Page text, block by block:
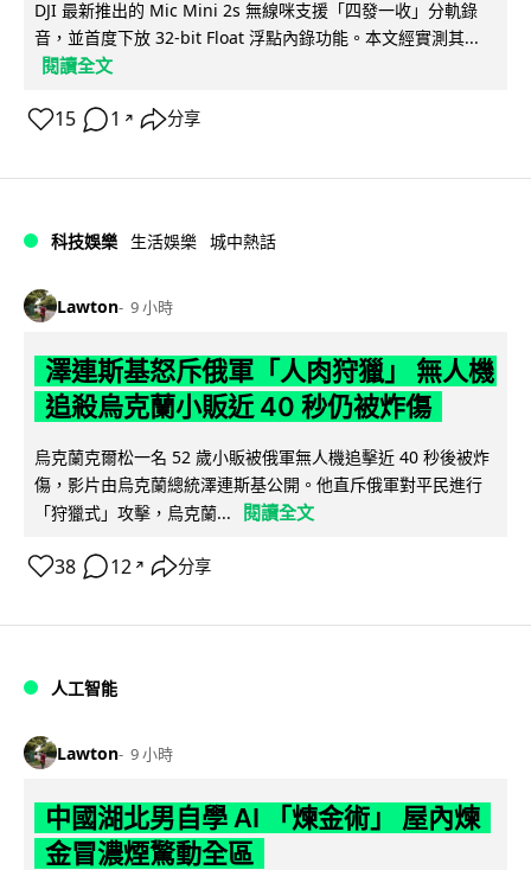
DJI 最新推出的 Mic Mini 2s 無線咪支援「四發一收」分軌錄
音，並首度下放 32-bit Float 浮點內錄功能。本文經實測其...
閱讀全文
15 1 ↗ 分享
科技娛樂 生活娛樂 城中熱話
Lawton 9 小時
澤連斯基怒斥俄軍「人肉狩獵」 無人機
追殺烏克蘭小販近 40 秒仍被炸傷
烏克蘭克爾松一名 52 歲小販被俄軍無人機追擊近 40 秒後被炸
傷，影片由烏克蘭總統澤連斯基公開。他直斥俄軍對平民進行
「狩獵式」攻擊，烏克蘭...
閱讀全文
38 12 ↗ 分享
人工智能
Lawton 9 小時
中國湖北男自學 AI 「煉金術」 屋內煉
金冒濃煙驚動全區